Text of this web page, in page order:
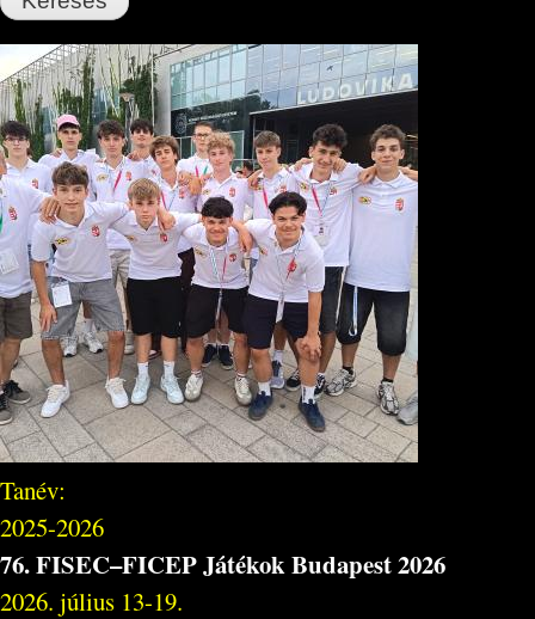
Tanév:
2025-2026
76. FISEC–FICEP Játékok Budapest 2026
2026. július 13-19.